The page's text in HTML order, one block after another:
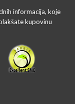
informacija, koje
kupovinu